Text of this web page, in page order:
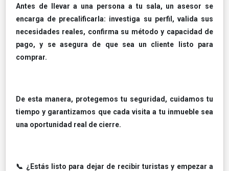
Antes de llevar a una persona a tu sala, un asesor se
encarga de precalificarla: investiga su perfil, valida sus
necesidades reales, confirma su método y capacidad de
pago, y se asegura de que sea un cliente listo para
comprar.
De esta manera, protegemos tu seguridad, cuidamos tu
tiempo y garantizamos que cada visita a tu inmueble sea
una oportunidad real de cierre.
📞 ¿Estás listo para dejar de recibir turistas y empezar a